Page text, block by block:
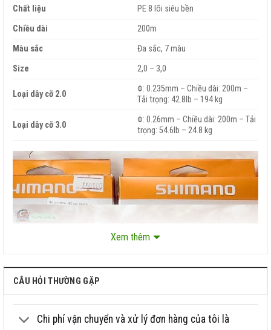
Chất liệu
PE 8 lõi siêu bền
Chiều dài
200m
Màu sắc
Đa sắc, 7 màu
Size
2,0 – 3,0
Loại dây cỡ 2.0
Φ: 0.235mm – Chiều dài: 200m –
Tải trọng: 42.8lb – 194 kg
Loại dây cỡ 3.0
Φ: 0.26mm – Chiều dài: 200m – Tải
trọng: 54.6lb – 24.8 kg
Xem thêm
CÂU HỎI THƯỜNG GẶP
Chi phí vận chuyển và xử lý đơn hàng của tôi là